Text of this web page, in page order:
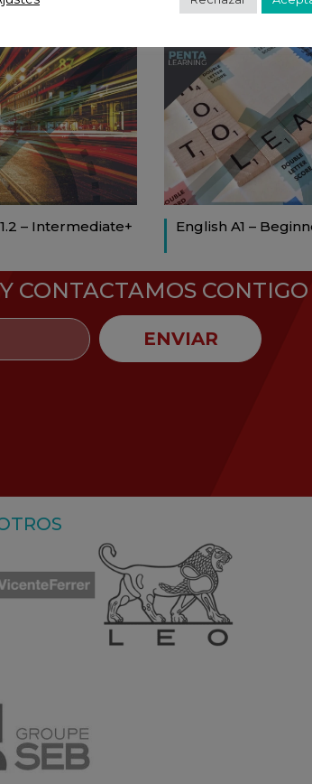
– Intermediate+ English A1 –
CONTACTAMOS CONTIGO
ENVIAR